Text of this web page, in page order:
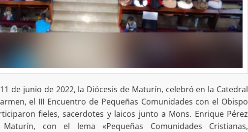
de junio de 2022, la Diócesis de Maturín, celebró en la Catedral
el III Encuentro de Pequeñas Comunidades con el Obispo
fieles, sacerdotes y laicos junto a Mons. Enrique Pérez
con el lema «Pequeñas Comunidades Cristianas,